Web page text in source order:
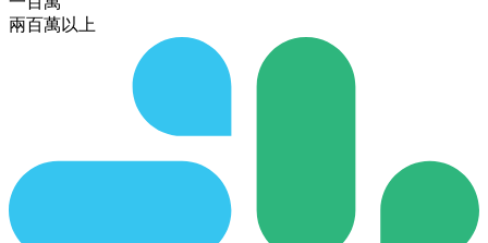
兩百萬以上